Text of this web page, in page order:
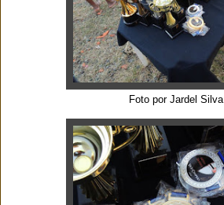
Foto por Jardel Silva